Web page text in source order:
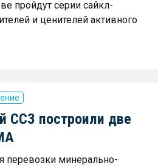
пройдут серии сайкл-
и ценителей активного
ССЗ построили две
перевозки минерально-